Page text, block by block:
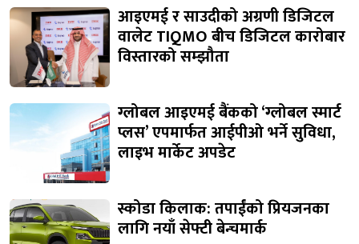
आइएमई र साउदीको अग्रणी डिजिटल
वालेट TIQMO बीच डिजिटल कारोबार
विस्तारको सम्झौता
ग्लोबल आइएमई बैंकको ‘ग्लोबल स्मार्ट
प्लस’ एपमार्फत आईपीओ भर्ने सुविधा,
लाइभ मार्केट अपडेट
स्कोडा किलाक: तपाईंको प्रियजनका
लागि नयाँ सेफ्टी बेन्चमार्क